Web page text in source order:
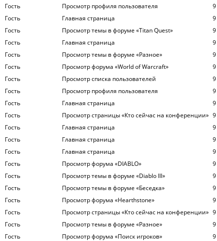
Гость
Просмотр профиля пользователя
Гость
Главная страница
Гость
Просмотр темы в форуме «Titan Quest»
Гость
Главная страница
Гость
Просмотр темы в форуме «Разное»
Гость
Просмотр форума «World of Warcraft»
Гость
Просмотр списка пользователей
Гость
Просмотр профиля пользователя
Гость
Главная страница
Гость
Просмотр страницы «Кто сейчас на конференции»
Гость
Главная страница
Гость
Главная страница
Гость
Главная страница
Гость
Просмотр форума «DIABLO»
Гость
Просмотр темы в форуме «Diablo III»
Гость
Просмотр темы в форуме «Беседка»
Гость
Просмотр форума «Hearthstone»
Гость
Просмотр страницы «Кто сейчас на конференции»
Гость
Просмотр темы в форуме «Разное»
Гость
Просмотр форума «Поиск игроков»